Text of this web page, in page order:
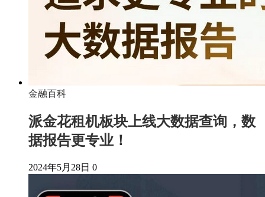
金融百科
派金花租机板块上线大数据查询，数
据报告更专业！
2024年5月28日 0